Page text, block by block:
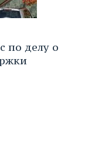
по делу о